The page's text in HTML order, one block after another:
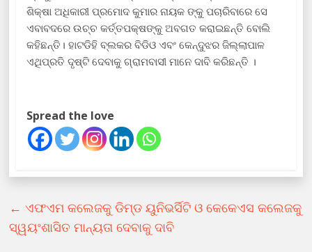
ଶିକ୍ଷା ଅଧିକାରୀ ପ୍ରମୋଦ କୁମାର ନାୟକ ଙ୍କୁ ପଚାରିବାରେ ସେ
ଏବାବଦରେ ଉଚ୍ଚ କର୍ତ୍ତପକ୍ଷଙ୍କୁ ଅବଗତ କରାଇଛନ୍ତି ବୋଲି
କହିଛନ୍ତି। ହାଟଡିହି ବ୍ଲକର ବିଡିଓ ଏବଂ କେନ୍ଦୁଝର ଜିଲ୍ଲାପାଳ
ଏଥିପ୍ରତି ଦୃଷ୍ଟି ଦେବାକୁ ଗ୍ରାମବାସୀ ମାନେ ଦାବି କରିଛନ୍ତି ।
Spread the love
← ଏଫଏମ କଲେଜକୁ ଡିମ୍‌ଡ ୟୁନିଭର୍ସିଟି ଓ କେକେଏସ କଲେଜକୁ
ସ୍ୱୟଂଶାସିତ ମାନ୍ୟତା ଦେବାକୁ ଦାବି